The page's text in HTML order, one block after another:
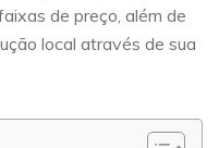
de preço, além de
local através de sua